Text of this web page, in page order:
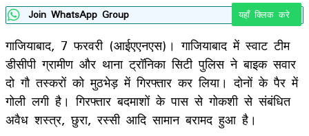
Join WhatsApp Group यहाँ क्लिक करे
गाजियाबाद, 7 फरवरी (आईएएनएस)। गाजियाबाद में स्वाट टीम
डीसीपी ग्रामीण और थाना ट्रॉनिका सिटी पुलिस ने बाइक सवार
दो गौ तस्करों को मुठभेड़ में गिरफ्तार कर लिया। दोनों के पैर में
गोली लगी है। गिरफ्तार बदमाशों के पास से गोकशी से संबंधित
अवैध शस्त्र, छुरा, रस्सी आदि सामान बरामद हुआ है।